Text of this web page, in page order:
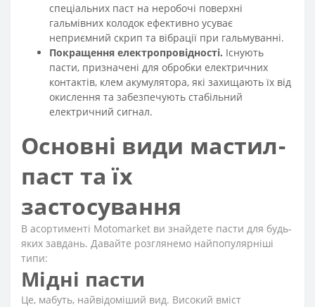
спеціальних паст на неробочі поверхні
гальмівних колодок ефективно усуває
неприємний скрип та вібрації при гальмуванні.
Покращення електропровідності. Існують
пасти, призначені для обробки електричних
контактів, клем акумулятора, які захищають їх від
окислення та забезпечують стабільний
електричний сигнал.
Основні види мастил-
паст та їх
застосування
В асортименті Motomarket ви знайдете пасти для будь-
яких завдань. Давайте розглянемо найпопулярніші
типи:
Мідні пасти
Це, мабуть, найвідоміший вид. Високий вміст